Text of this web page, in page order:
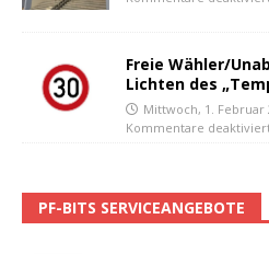
Freie Wähler/
Lichten des
Mittwoch, 1. Februar
Kommentare
PF-BITS SERVICEANGEBOTE